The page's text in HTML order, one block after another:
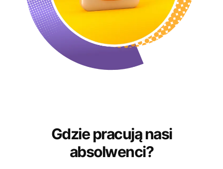
Gdzie pracują nasi
absolwenci?